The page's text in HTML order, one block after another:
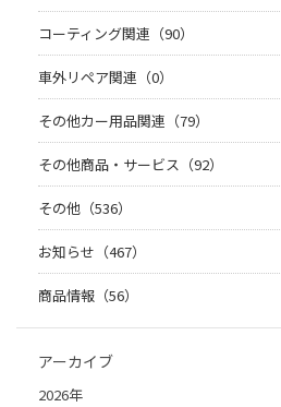
コーティング関連（90）
車外リペア関連（0）
その他カー用品関連（79）
その他商品・サービス（92）
その他（536）
お知らせ（467）
商品情報（56）
アーカイブ
2026年